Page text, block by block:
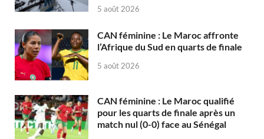
5 août 2026
CAN féminine : Le Maroc affronte
l’Afrique du Sud en quarts de finale
5 août 2026
CAN féminine : Le Maroc qualifié
pour les quarts de finale après un
match nul (0-0) face au Sénégal